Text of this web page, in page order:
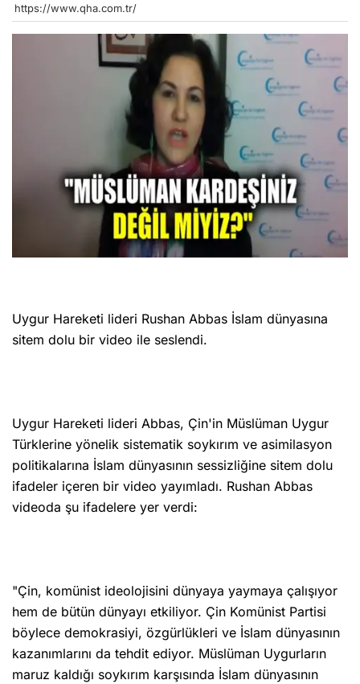
https://www.qha.com.tr/
Uygur Hareketi lideri Rushan Abbas İslam dünyasına
sitem dolu bir video ile seslendi.
Uygur Hareketi lideri Abbas, Çin'in Müslüman Uygur
Türklerine yönelik sistematik soykırım ve asimilasyon
politikalarına İslam dünyasının sessizliğine sitem dolu
ifadeler içeren bir video yayımladı. Rushan Abbas
videoda şu ifadelere yer verdi:
"Çin, komünist ideolojisini dünyaya yaymaya çalışıyor
hem de bütün dünyayı etkiliyor. Çin Komünist Partisi
böylece demokrasiyi, özgürlükleri ve İslam dünyasının
kazanımlarını da tehdit ediyor. Müslüman Uygurların
maruz kaldığı soykırım karşısında İslam dünyasının